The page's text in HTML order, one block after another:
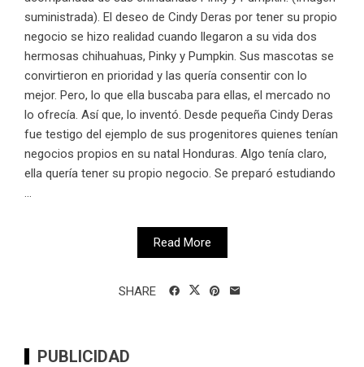
suministrada). El deseo de Cindy Deras por tener su propio
negocio se hizo realidad cuando llegaron a su vida dos
hermosas chihuahuas, Pinky y Pumpkin. Sus mascotas se
convirtieron en prioridad y las quería consentir con lo
mejor. Pero, lo que ella buscaba para ellas, el mercado no
lo ofrecía. Así que, lo inventó. Desde pequeña Cindy Deras
fue testigo del ejemplo de sus progenitores quienes tenían
negocios propios en su natal Honduras. Algo tenía claro,
ella quería tener su propio negocio. Se preparó estudiando
...
Read More
SHARE
PUBLICIDAD